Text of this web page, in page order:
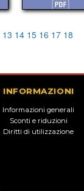
13 14 15 16 17 18
INFORMAZIONI
Informazioni generali
Sconti e riduzioni
Diritti di utilizzazione